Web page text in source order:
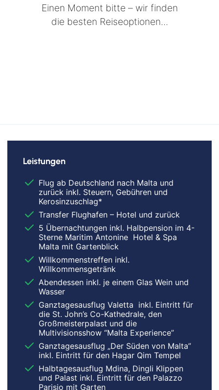
Einen Moment bitte – wir finden
die besten Reiseoptionen...
Leistungen
Flug ab Deutschland nach Malta und
zurück inkl. Steuern, Gebühren und
Kerosinzuschlag*
Transfer Flughafen – Hotel und zurück
5 Übernachtungen inkl. Halbpension im 4-
Sterne Maritim Antonine Hotel & Spa
Malta mit Gartenblick
Willkommenstreffen inkl.
Willkommensgetränk
Abendessen inkl. je einem Glas Wein und
Wasser
Ganztagesausflug Valetta inkl. Eintritt für
die St. John’s Co-Kathedrale, den
Großmeisterpalast und die
Multivisionsshow “Malta Experience”
Ganztagesausflug „Der Süden von Malta”
inkl. Eintritt für den Hagar Qim Tempel
Halbtagesausflug Mdina, Dingli Klippen
und Palast inkl. Eintritt für den Palazzo
Parisio mit Garten